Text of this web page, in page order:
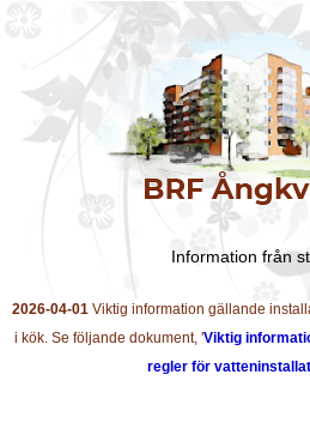
Information från
2026-04-01 Viktig information gällande
i kök. Se följande dokument, 'Viktig
regler för